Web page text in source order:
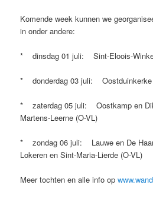
Komende week kunnen we
in onder andere:
* dinsdag 01 juli: Sint-Eloois-
* donderdag 03 juli: Oostduinkerke
* zaterdag 05 juli: Oostkamp en
Martens-Leerne (O-VL)
* zondag 06 juli: Lauwe en De
Lokeren en Sint-Maria-Lierde (O-VL)
Meer tochten en alle info op